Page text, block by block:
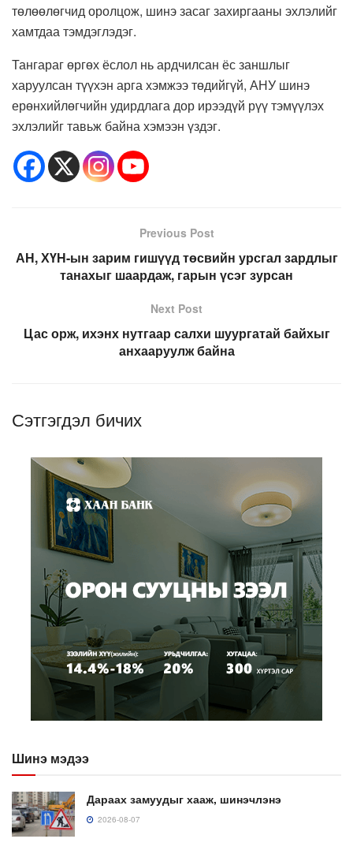
төлөөлөгчид оролцож, шинэ засаг захиргааны эхлэлийг
хамтдаа тэмдэглэдэг.
Тангараг өргөх ёслол нь ардчилсан ёс заншлыг
харуулсан түүхэн арга хэмжээ төдийгүй, АНУ шинэ
ерөнхийлөгчийн удирдлага дор ирээдүй рүү тэмүүлэх
эхлэлийг тавьж байна хэмээн үздэг.
Previous Post
АН, ХҮН-ын зарим гишүүд төсвийн урсгал зардлыг
танахыг шаардаж, гарын үсэг зурсан
Next Post
Цас орж, ихэнх нутгаар салхи шуургатай байхыг
анхааруулж байна
Сэтгэгдэл бичих
Шинэ мэдээ
Дараах замуудыг хааж, шинэчлэнэ
2026-08-07